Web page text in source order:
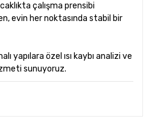
çalışma prensibi
evin her noktasında stabil bir
yapılara özel ısı kaybı analizi ve
sunuyoruz.